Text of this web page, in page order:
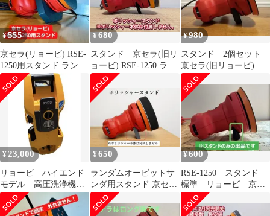
¥555
京セラ(リョービ) RSE-
1250用スタンド ランダ
ムオービットサンダ用
¥680
スタンド 京セラ(旧リ
ョービ) RSE-1250 ラン
ダムオービットサンダ
用
¥980
スタンド 2個セット
京セラ(旧リョービ)
RSE-1250 オービットサ
ンダ用
¥ 23,000
リョービ ハイエンド
モデル 高圧洗浄機
完品 未使用品あり
¥650
ランダムオービットサ
ンダ用スタンド 京セラ
(旧リョービ) RSE-1250
¥600
RSE-1250 スタンド
標準 リョービ 京セ
ラ ポリッシャー サン
ダー